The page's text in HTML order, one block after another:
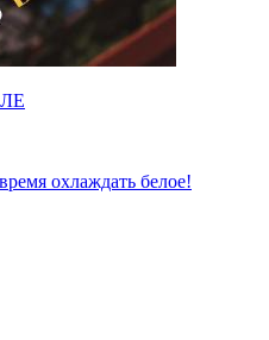
охлаждать белое!